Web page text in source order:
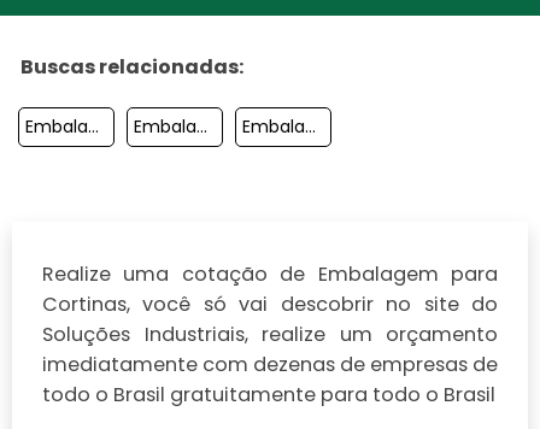
Buscas relacionadas:
Embalagem Para Dvd Embalagem Para Plantas Embalagem Para Mudas
Realize uma cotação de Embalagem para
Cortinas, você só vai descobrir no site do
Soluções Industriais, realize um orçamento
imediatamente com dezenas de empresas de
todo o Brasil gratuitamente para todo o Brasil